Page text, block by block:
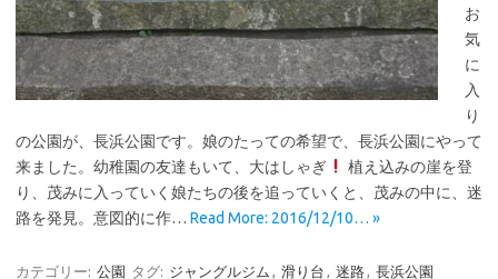
お
気
に
入
り
の公園が、長浜公園です。娘のたっての希望で、長浜公園にやって
来ました。幼稚園の友達もいて、大はしゃぎ
植え込みの崖を登
り、茂みに入っていく娘たちの後を追っていくと、茂みの中に、迷
路を発見。意図的に作… Read More: 2016/12/10… »
カテゴリー: 公園 タグ: ジャングルジム , 滑り台 , 迷路, 長浜公園